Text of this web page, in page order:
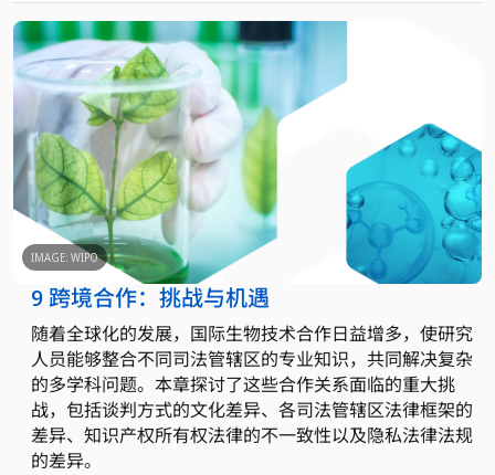
IMAGE: WIPO
9 跨境合作：挑战与机遇
随着全球化的发展，国际生物技术合作日益增多，使研究
人员能够整合不同司法管辖区的专业知识，共同解决复杂
的多学科问题。本章探讨了这些合作关系面临的重大挑
战，包括谈判方式的文化差异、各司法管辖区法律框架的
差异、知识产权所有权法律的不一致性以及隐私法律法规
的差异。